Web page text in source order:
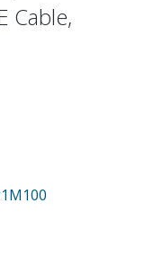
Cable,